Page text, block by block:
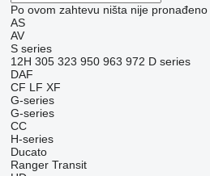
Po ovom zahtevu ništa nije pronađeno
AS
AV
S series
12H 305 323 950 963 972 D series
DAF
CF LF XF
G-series
G-series
CC
H-series
Ducato
Ranger Transit